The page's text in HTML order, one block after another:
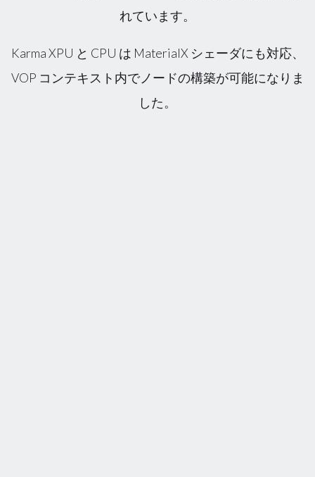
れています。
Karma XPU と CPU は MaterialX シェーダにも対応、
VOP コンテキスト内でノードの構築が可能になりま
した。